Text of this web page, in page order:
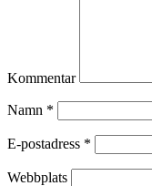
Kommentar
Namn *
E-postadress *
Webbplats